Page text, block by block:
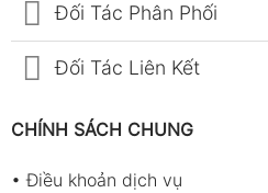
Đối Tác Phân Phối
Đối Tác Liên Kết
CHÍNH SÁCH CHUNG
•Điều khoản dịch vụ